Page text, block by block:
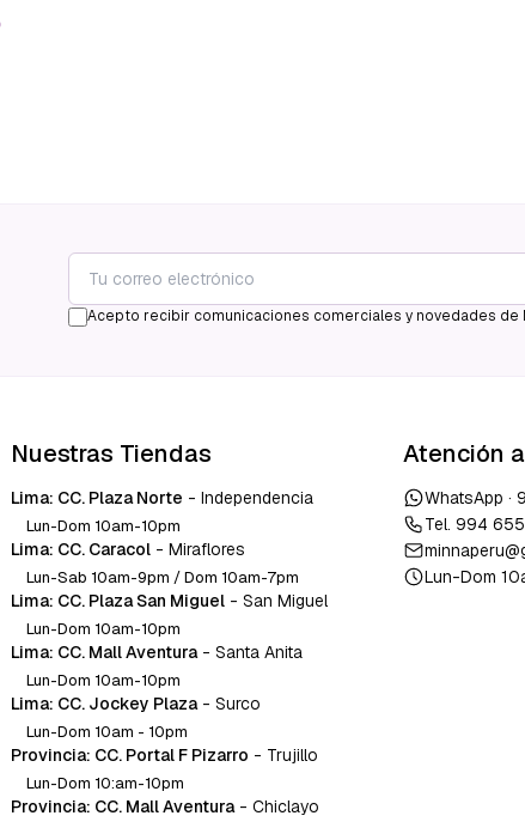
Acepto recibir comunicaciones comerciales y novedades de
Nuestras Tiendas
Lima: CC. Plaza Norte - Independencia
Lun-Dom 10am-10pm
Lima: CC. Caracol - Miraflores
Lun-Sab 10am-9pm / Dom 10am-7pm
Lima: CC. Plaza San Miguel - San Miguel
Lun-Dom 10am-10pm
Lima: CC. Mall Aventura - Santa Anita
Lun-Dom 10am-10pm
Lima: CC. Jockey Plaza - Surco
Lun-Dom 10am - 10pm
Provincia: CC. Portal F Pizarro - Trujillo
Lun-Dom 10:am-10pm
Provincia: CC. Mall Aventura - Chiclayo
Atención
WhatsApp ·
Tel. 994
Lun-Dom